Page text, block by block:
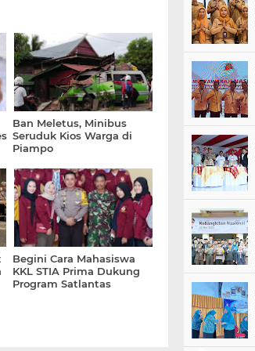
Ban Meletus, Minibus
Seruduk Kios Warga di
Piampo
Begini Cara Mahasiswa
KKL STIA Prima Dukung
Program Satlantas